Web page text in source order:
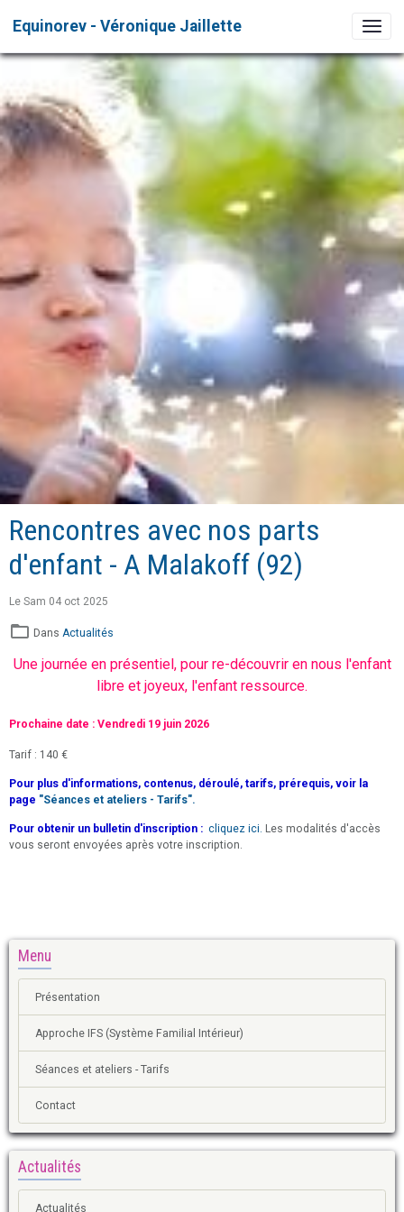
Equinorev - Véronique Jaillette
Rencontres avec nos parts
d'enfant - A Malakoff (92)
Le Sam 04 oct 2025
Dans Actualités
Une journée en présentiel, pour re-découvrir en nous l'enfant
libre et joyeux, l'enfant ressource.
Prochaine date : Vendredi 19 juin 2026
Tarif : 140 €
Pour plus d'informations, contenus, déroulé, tarifs, prérequis, voir la
page "Séances et ateliers - Tarifs".
Pour obtenir un bulletin d'inscription : cliquez ici. Les modalités d'accès
vous seront envoyées après votre inscription.
Menu
Présentation
Approche IFS (Système Familial Intérieur)
Séances et ateliers - Tarifs
Contact
Actualités
Actualités